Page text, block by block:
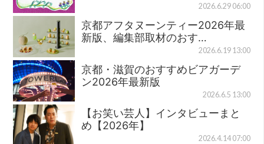
2026.6.29 06:00
京都アフタヌーンティー2026年最
新版、編集部取材のおす…
2026.6.19 13:00
京都・滋賀のおすすめビアガーデ
ン2026年最新版
2026.6.5 13:00
【お笑い芸人】インタビューまと
め【2026年】
2026.4.14 07:00